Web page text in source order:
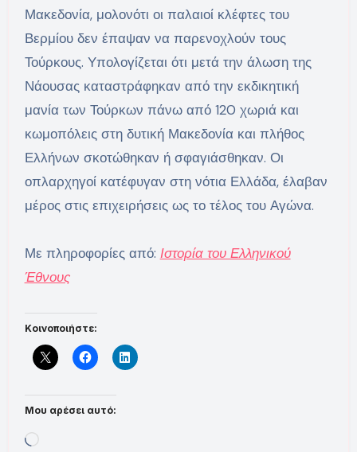
Μακεδονία, μολονότι οι παλαιοί κλέφτες του
Βερμίου δεν έπαψαν να παρενοχλούν τους
Τούρκους. Υπολογίζεται ότι μετά την άλωση της
Νάουσας καταστράφηκαν από την εκδικητική
μανία των Τούρκων πάνω από 120 χωριά και
κωμοπόλεις στη δυτική Μακεδονία και πλήθος
Ελλήνων σκοτώθηκαν ή σφαγιάσθηκαν. Οι
οπλαρχηγοί κατέφυγαν στη νότια Ελλάδα, έλαβαν
μέρος στις επιχειρήσεις ως το τέλος του Αγώνα.
Με πληροφορίες από: Ιστορία του Ελληνικού
Έθνους
Κοινοποιήστε:
Μου αρέσει αυτό:
Loading…